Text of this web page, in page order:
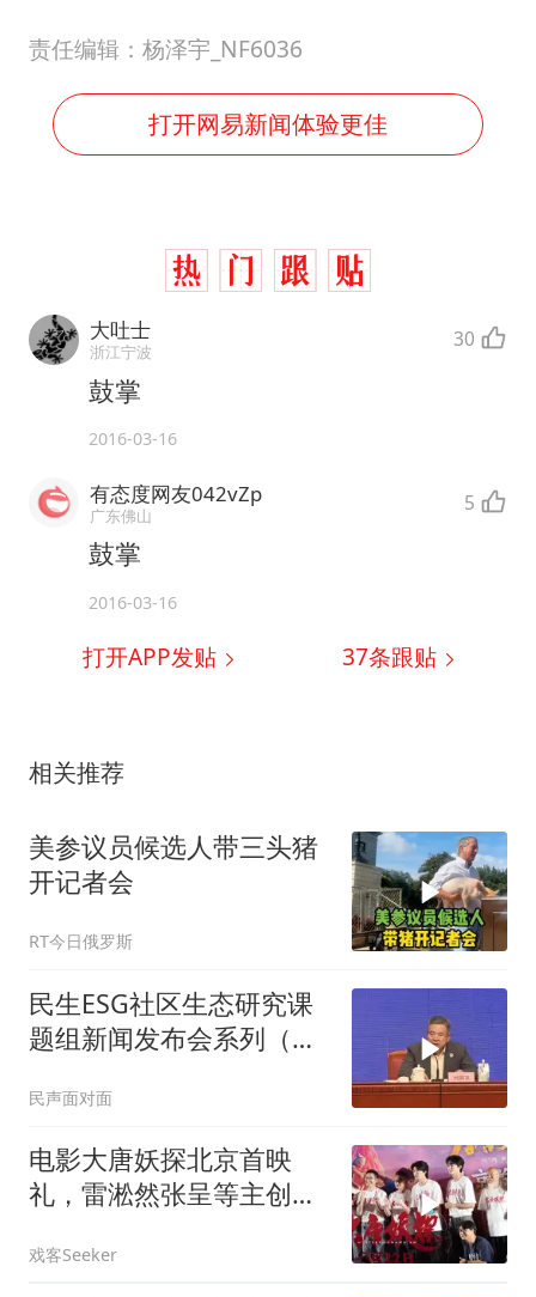
责任编辑：杨泽宇_NF6036
打开网易新闻体验更佳
大吐士
浙江宁波 30
鼓掌
2016-03-16
有态度网友042vZp
广东佛山 5
鼓掌
2016-03-16
打开APP发贴 37条跟贴
相关推荐
美参议员候选人带三头猪
开记者会
RT今日俄罗斯
民生ESG社区生态研究课
题组新闻发布会系列（刘
民声面对面
电影大唐妖探北京首映
礼，雷淞然张呈等主创首
式上映
戏客Seeker